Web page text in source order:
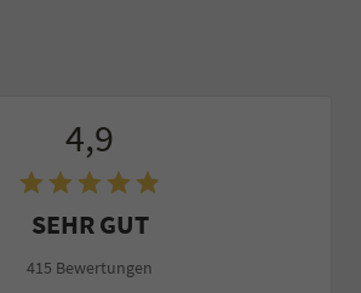
4,9
SEHR GUT
415 Bewertungen